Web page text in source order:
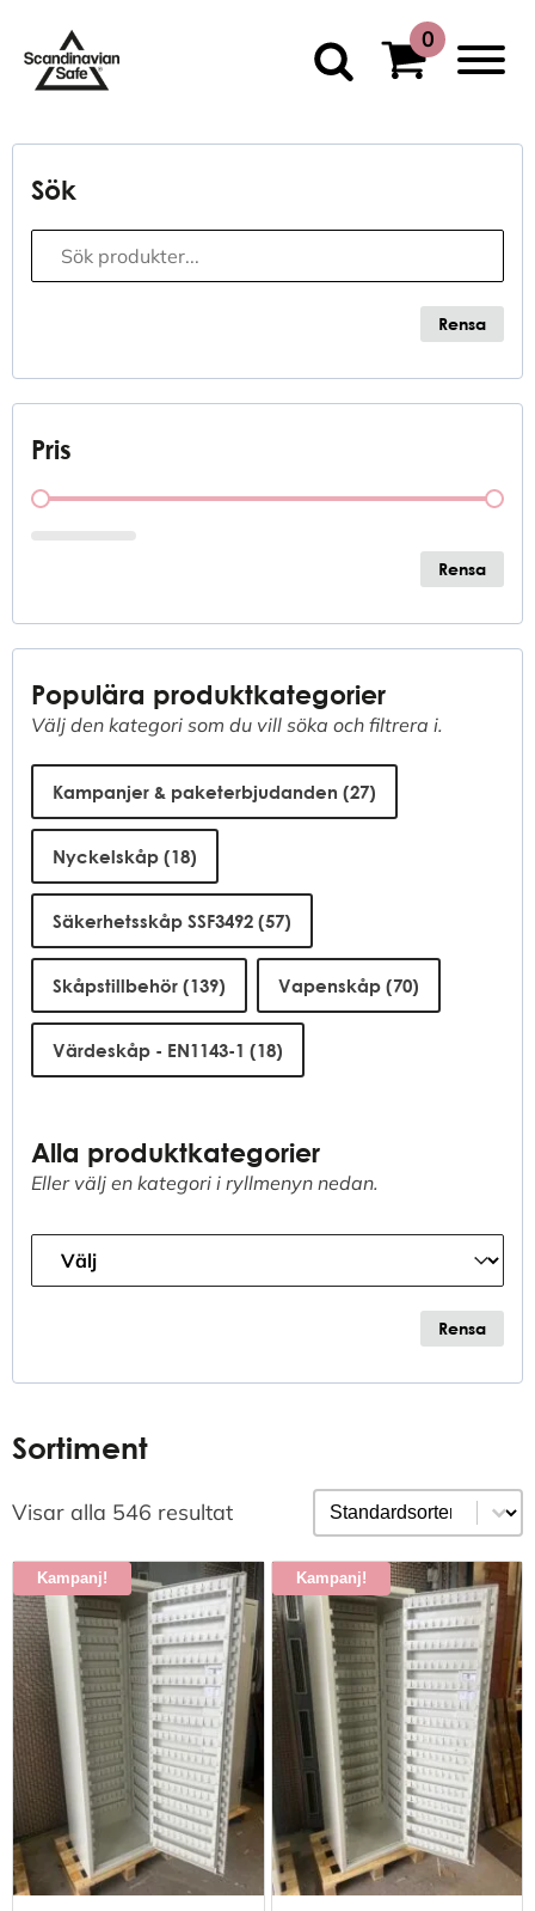
Sök
Sökfunktion
Search content
Rensa
Pris
Pris
Rensa
Populära produktkategorier
Välj den kategori som du vill söka och filtrera i.
Product Parents
Kampanjer & paketerbjudanden (27)
Nyckelskåp (18)
Säkerhetsskåp SSF3492 (57)
Skåpstillbehör (139) Vapenskåp (70)
Värdeskåp - EN1143-1 (18)
Alla produktkategorier
Eller välj en kategori i ryllmenyn nedan.
Produkt Kategori
Select content
Rensa
Sortiment
Visar alla 546 resultat Sortering
Sort content
Kampanj! Kampanj!